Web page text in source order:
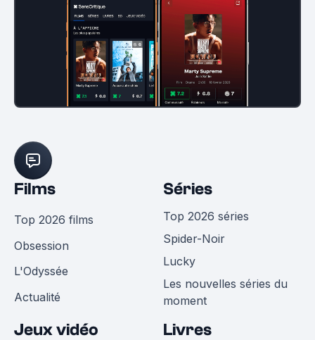
Films
Top 2026 films
Obsession
L'Odyssée
Actualité
Séries
Top 2026 séries
Spider-Noir
Lucky
Les nouvelles séries du
moment
Jeux vidéo Livres